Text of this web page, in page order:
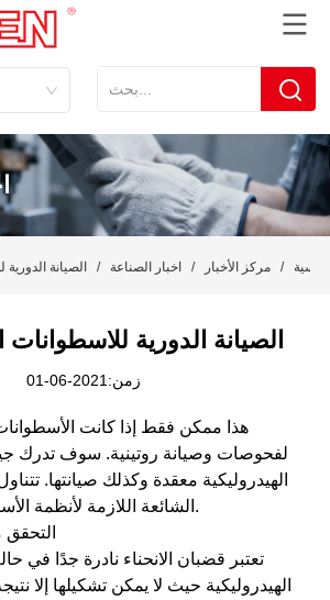
/ مركز الأخبار / اخبار الصناعة / الصيانة
الصيانة الدورية للاسطوانات
زمن:2021-06-01
هذا ممكن فقط إذا كانت
لفحوصات وصيانة روتينية. سوف تدرك
الهيدروليكية معقدة وكذلك صيانتها.
الشائعة اللازمة لأنظمة الأسطوانات الهيدروليكية.
تعتبر قضبان الانحناء نادرة جدًا في
الهيدروليكية حيث لا يمكن تشكيلها إلا